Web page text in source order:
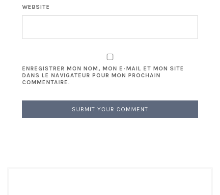
WEBSITE
ENREGISTRER MON NOM, MON E-MAIL ET MON SITE
DANS LE NAVIGATEUR POUR MON PROCHAIN
COMMENTAIRE.